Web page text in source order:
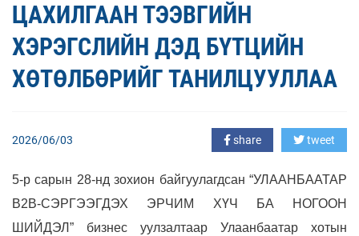
ЦАХИЛГААН ТЭЭВГИЙН
ХЭРЭГСЛИЙН ДЭД БҮТЦИЙН
ХӨТӨЛБӨРИЙГ ТАНИЛЦУУЛЛАА
2026/06/03 share tweet
5-р сарын 28-нд зохион байгуулагдсан “УЛААНБААТАР
В2В-СЭРГЭЭГДЭХ ЭРЧИМ ХҮЧ БА НОГООН
ШИЙДЭЛ” бизнес уулзалтаар
Улаанбаатар хотын